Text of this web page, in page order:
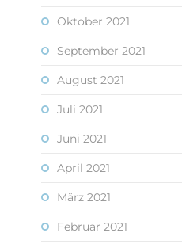
Oktober 2021
September 2021
August 2021
Juli 2021
Juni 2021
April 2021
März 2021
Februar 2021